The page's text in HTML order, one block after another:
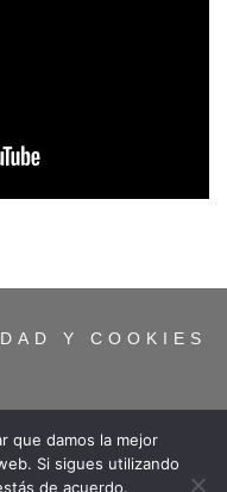
Y COOKIES
que damos la mejor
Si sigues utilizando
de acuerdo.